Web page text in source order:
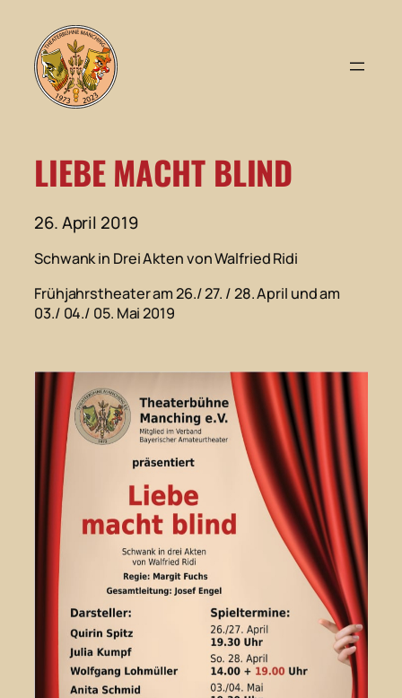
Inhalt
springen
LIEBE MACHT BLIND
26. April 2019
Schwank in Drei Akten von Walfried Ridi
Frühjahrstheater am 26./ 27. / 28. April und am
03./ 04./ 05. Mai 2019